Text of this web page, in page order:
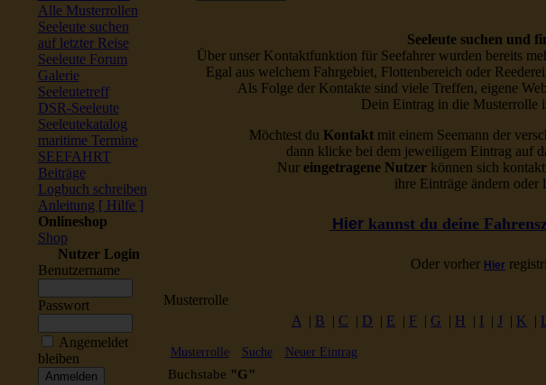
Alle Musterrollen
Seeleute suchen
auf letzter Reise
Seeleute Forum
Galerie
Seeleutetreff
DSR-Seeleute
Seeleutekatalog
maritime Termine
SEEFAHRT
Beiträge
Logbuch schreiben
Anleitung [ Hilfe ]
Onlineshop
Shop
Nutzer Login
Benutzername
Passwort
Angemeldet
bleiben
Seeleute suchen und
Über unser Kontaktfunktion für Seefahrer wurden bereits
Egal aus welchem Fahrgebiet, Flottenbereich oder
Als Folge der Kontakte sind viele Treffen, eigene
Dein Eintrag in die Musterrolle
Möchtest du Kontakt mit einem Seemann der
dann klicke bei dem jeweiligem Eintrag auf
Nur eingetragene Nutzerkönnen sich
ihre Einträge ändern oder
Hier kannst du deine
Oder vorher Hier
Musterrolle
A | B | C | D | E | F | G | H | I |J | K |
Musterrolle Suche Neuer Eintrag
Buchstabe "G"